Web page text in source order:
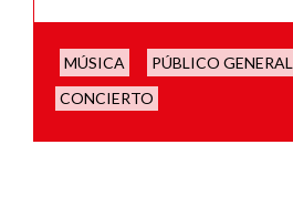
MÚSICA PÚBLICO GENERAL
CONCIERTO